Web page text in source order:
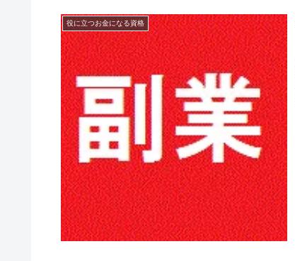
役に立つお金になる資格